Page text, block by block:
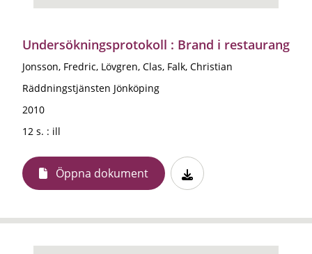
Undersökningsprotokoll : Brand i restaurang
Jonsson, Fredric, Lövgren, Clas, Falk, Christian
Räddningstjänsten Jönköping
2010
12 s. : ill
Öppna dokument